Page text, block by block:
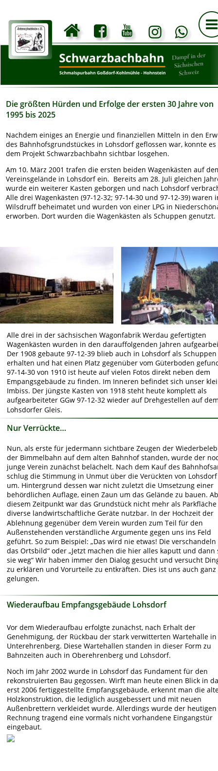
Nur Verrückte…
Nun, als erste für jedermann sichtbare Zeugen der
der Bimmelbahn auf dem alten Bahnhof standen, wurde der
junge Verein zunächst belächelt. Nach dem Kauf des
schlug die Stimmung in Unmut über die Verückten von
um. Hintergrund dessen war nicht zuletzt die Umsetzung einer
behördlichen Auflage, einen Zaun um das Gelände zu bauen.
diesem Zeitpunkt war das Grundstück nicht mehr als
diverse landwirtschaftliche Geräte nutzbar. In der Hochzeit der
Ablehnung gegenüber dem Verein wurden zum Teil für den
Außenstehenden verständliche Argumente gegen uns ins Feld
geführt. So zum Beispiel: „Das wird nie etwas! Die
das Ortsbild“ oder „Jetzt machen die hier alles kaputt und
sie weg“ Wir haben immer den Dialog gesucht und versucht
zu erklären und Vorurteile zu entkräften. Dies ist uns auch
gelungen.
Vor dem Wiederaufbau erfolgte zunächst, nach Erhalt der
Genehmigung, der Rückbau der stark verwitterten Wartehalle in
Unterehrenberg. Diese Wartehallen standen in dieser Form zu
Bahnzeiten auch in Oberehrenberg und Lohsdorf.
Noch im Jahr 2002 wurde in Lohsdorf das Fundament für den
rekonstruierten Bau gegossen. Wirft man heute einen Blick in
erst 2006 fertiggestellte Empfangsgebäude, erkennt man die
Holzkonstruktion, die lediglich ausgebessert und mit neuen
Außenbrettern verkleidet wurde. Allerdings wurde der
Rechnung tragend eine vormals nicht vorhandene Eingangstür
eingebaut.
Wiederaufbau Empfangsgebäude Lohsdorf
Die größten Hürden und Erfolge der ersten 30 Jahre von
1995 bis 2025
Nachdem einiges an Energie und finanziellen Mitteln in den
des Bahnhofsgrundstückes in Lohsdorf geflossen war, konnte
dem Projekt Schwarzbachbahn sichtbar losgehen.
Am 10. März 2001 trafen die ersten beiden Wagenkästen auf
Vereinsgelände in Lohsdorf ein.  Bereits am 28. Juli gleichen
wurde ein weiterer Kasten geborgen und nach Lohsdorf
Alle drei Wagenkästen (97-12-32; 97-14-30 und 97-12-39) waren
Wilsdruff beheimatet und wurden von einer LPG in
erworben. Dort wurden die Wagenkästen als Schuppen genutzt.
Alle drei in der sächsischen Wagonfabrik Werdau gefertigten
Wagenkästen wurden in den darauffolgenden Jahren
Der 1908 gebaute 97-12-39 blieb auch in Lohsdorf als Schuppen
erhalten und hat einen Platz gegenüber vom Güterboden
97-14-30 von 1910 ist heute auf vielen Fotos direkt neben dem
Empangsgebäude zu finden. Im Inneren befindet sich unser
Imbiss. Der jüngste Kasten von 1918 steht heute komplett als
aufgearbeiteter GGw 97-12-32 wieder auf Drehgestellen auf
Lohsdorfer Gleis.